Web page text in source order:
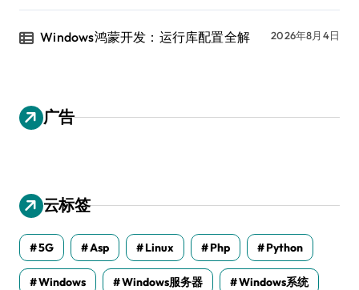
Windows鸿蒙开发：运行库配置全解 2026年8月4日
广告
云标签
5G Asp Linux Php Python
Windows Windows服务器 Windows系统